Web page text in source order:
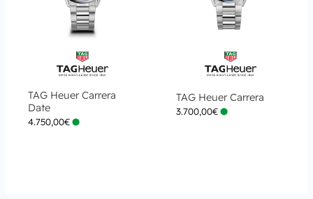
TAG Heuer Carrera
Date
4.750,00€
TAG Heuer Carrera
3.700,00€